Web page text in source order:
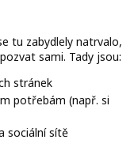
tu zabydlely natrvalo,
sami. Tady jsou:
stránek
potřebám (např. si
sociální sítě